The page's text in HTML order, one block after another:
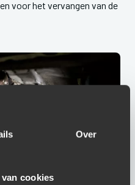
Over
cookies
voor het vervangen van de